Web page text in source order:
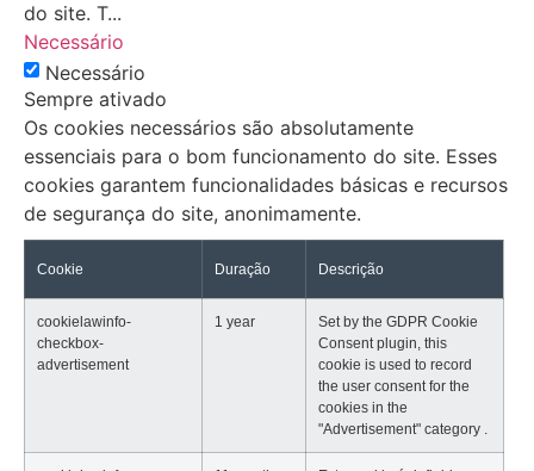
do site. T...
Necessário
Necessário
Sempre ativado
Os cookies necessários são absolutamente
essenciais para o bom funcionamento do site. Esses
cookies garantem funcionalidades básicas e recursos
de segurança do site, anonimamente.
Cookie Duração Descrição
cookielawinfo-
checkbox-
advertisement
1 year
Set by the GDPR Cookie
Consent plugin, this
cookie is used to record
the user consent for the
cookies in the
"Advertisement" category .